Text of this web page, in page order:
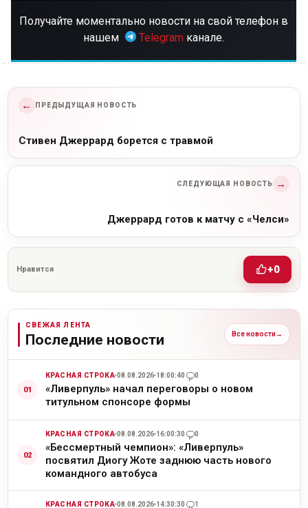
Получайте моментально новости на свой телефон в
нашем
Telegram канале.
← ПРЕДЫДУЩАЯ НОВОСТЬ
Стивен Джеррард борется с травмой
СЛЕДУЮЩАЯ НОВОСТЬ →
Джеррард готов к матчу с «Челси»
Нравится +0
СВЕЖАЯ ЛЕНТА
Последние новости Все новости→
КРАСНАЯ СТРОКА 08.08.2026 18:00:40 0
«Ливерпуль» начал переговоры о новом
титульном спонсоре формы
КРАСНАЯ СТРОКА 08.08.2026 16:00:30 0
«Бессмертный чемпион»: «Ливерпуль»
посвятил Диогу Жоте заднюю часть нового
командного автобуса
КРАСНАЯ СТРОКА 08.08.2026 14:30:30 1